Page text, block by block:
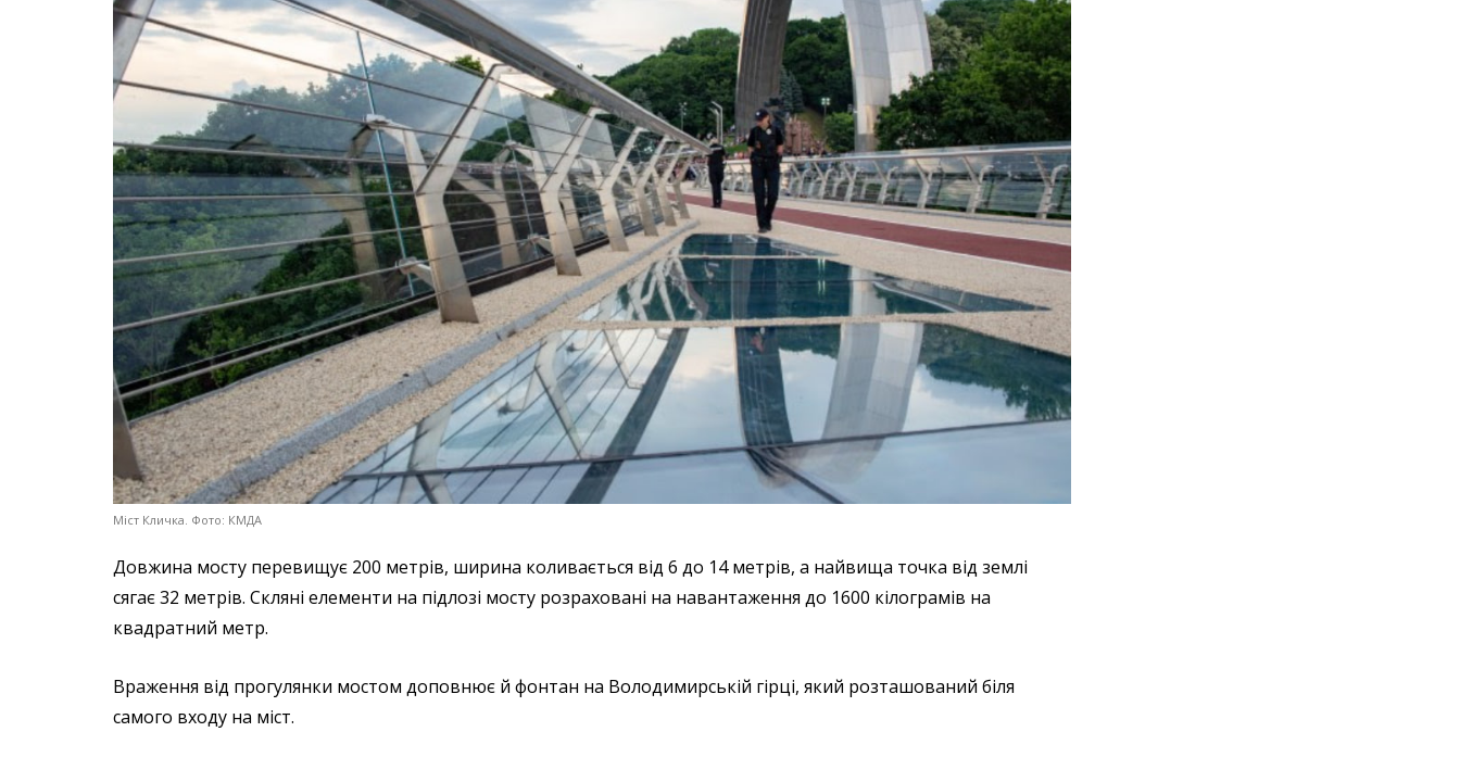
Міст Кличка. Фото: КМДА
Довжина мосту перевищує 200 метрів, ширина коливається від 6 до 14 метрів, а найвища точка від землі
сягає 32 метрів. Скляні елементи на підлозі мосту розраховані на навантаження до 1600 кілограмів на
квадратний метр.
Враження від прогулянки мостом доповнює й фонтан на Володимирській гірці, який розташований біля
самого входу на міст.